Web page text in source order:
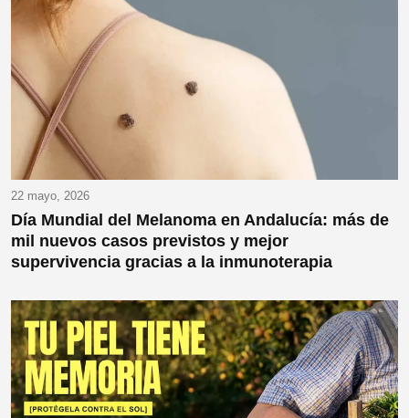
22 mayo, 2026
Día Mundial del Melanoma en Andalucía: más de
mil nuevos casos previstos y mejor
supervivencia gracias a la inmunoterapia